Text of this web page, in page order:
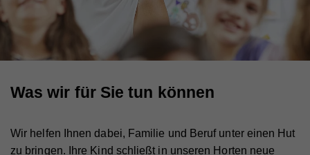
Was wir für Sie tun können
Wir helfen Ihnen dabei, Familie und Beruf unter einen Hut
zu bringen. Ihre Kind schließt in unseren Horten neue